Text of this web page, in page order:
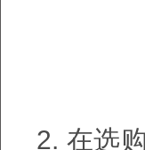
2. 在选